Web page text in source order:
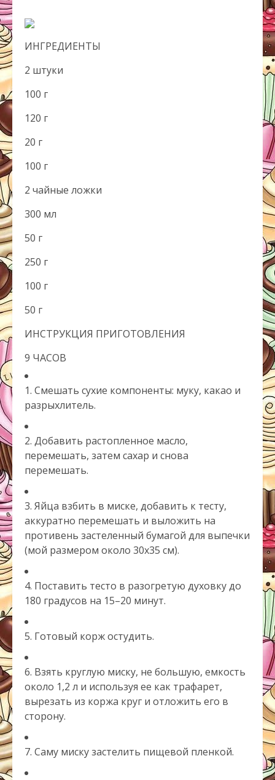
ИНГРЕДИЕНТЫ
2 штуки
100 г
120 г
20 г
100 г
2 чайные ложки
300 мл
50 г
250 г
100 г
50 г
ИНСТРУКЦИЯ ПРИГОТОВЛЕНИЯ
9 ЧАСОВ
1. Смешать сухие компоненты: муку, какао и
разрыхлитель.
2. Добавить растопленное масло,
перемешать, затем сахар и снова
перемешать.
3. Яйца взбить в миске, добавить к тесту,
аккуратно перемешать и выложить на
противень застеленный бумагой для выпечки
(мой размером около 30х35 см).
4. Поставить тесто в разогретую духовку до
180 градусов на 15–20 минут.
5. Готовый корж остудить.
6. Взять круглую миску, не большую, емкость
около 1,2 л и используя ее как трафарет,
вырезать из коржа круг и отложить его в
сторону.
7. Саму миску застелить пищевой пленкой.